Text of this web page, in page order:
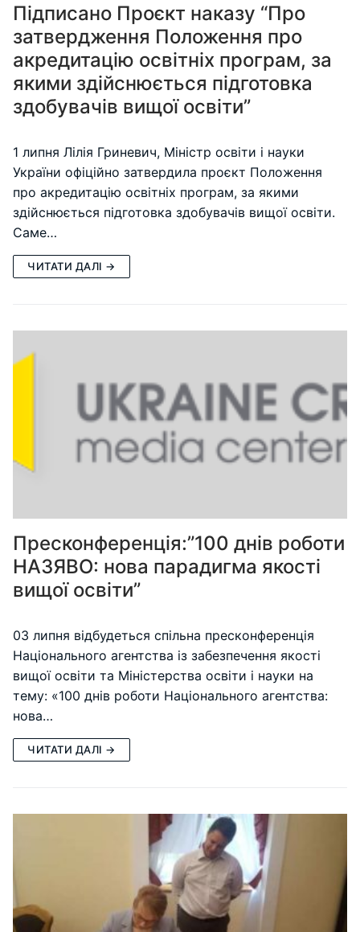
Підписано Проєкт наказу “Про
затвердження Положення про
акредитацію освітніх програм, за
якими здійснюється підготовка
здобувачів вищої освіти”
1 липня Лілія Гриневич, Міністр освіти і науки
України офіційно затвердила проєкт Положення
про акредитацію освітніх програм, за якими
здійснюється підготовка здобувачів вищої освіти.
Саме…
ЧИТАТИ ДАЛІ →
Пресконференція:”100 днів роботи
НАЗЯВО: нова парадигма якості
вищої освіти”
03 липня відбудеться спільна пресконференція
Національного агентства із забезпечення якості
вищої освіти та Міністерства освіти і науки на
тему: «100 днів роботи Національного агентства:
нова…
ЧИТАТИ ДАЛІ →